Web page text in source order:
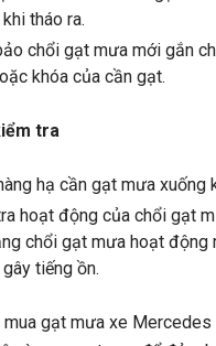
tháo ra.
chổi gạt mưa mới gắn
khóa của cần gạt.
tra
hạ cần gạt mưa xuống
hoạt động của chổi gạt
chổi gạt mưa hoạt động
tiếng ồn.
mua gạt mưa xe